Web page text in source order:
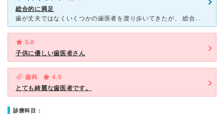
総合的に満足
歯が丈夫ではなくいくつかの歯医者を渡り歩いてきたが、 総合的にすごい歯医者かと感じました。 スタッフの対応、医療機器から自動精算機と最新の設備、 そして親切でわかりやすい先生の説明と、とても良か
5.0
子供に優しい歯医者さん
歯科
4.5
とても綺麗な歯医者です。
診療科目：